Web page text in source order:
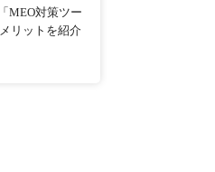
MEO対策ツー
リットを紹介